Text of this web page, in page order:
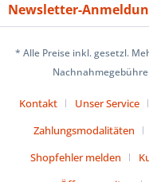
Newsletter-
* Alle Preise inkl. gesetzl.
Kontakt Unser Service
Zahlungsmodalitäten
Shopfehler melden